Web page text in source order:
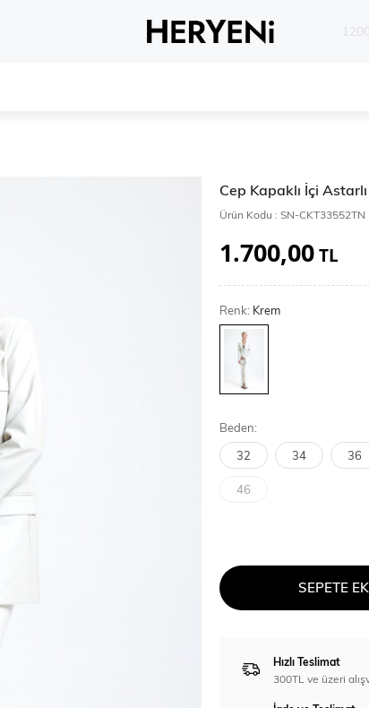
Cep Kapaklı İçi
Ürün Kodu : SN-CKT33552TN
1.700,00TL
Renk: Krem
Beden:
32 34 36
46
SEPETE
Hızlı Teslimat
300TL ve üzeri